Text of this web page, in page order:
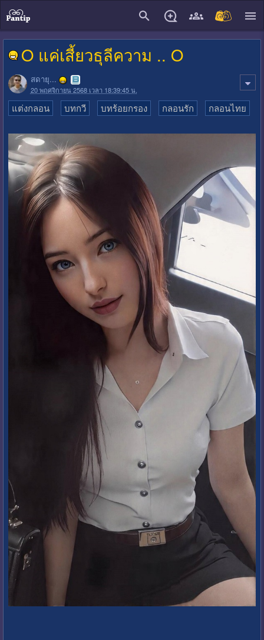
O แค่เสี้ยวธุลีความ .. O
สดายุ...
20 พฤศจิกายน 2568 เวลา 18:39:45 น.
แต่งกลอน บทกวี บทร้อยกรอง กลอนรัก กลอนไทย
close